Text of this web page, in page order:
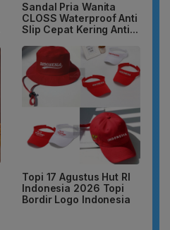
Sandal Pria Wanita
CLOSS Waterproof Anti
Slip Cepat Kering Anti...
Topi 17 Agustus Hut RI
Indonesia 2026 Topi
Bordir Logo Indonesia